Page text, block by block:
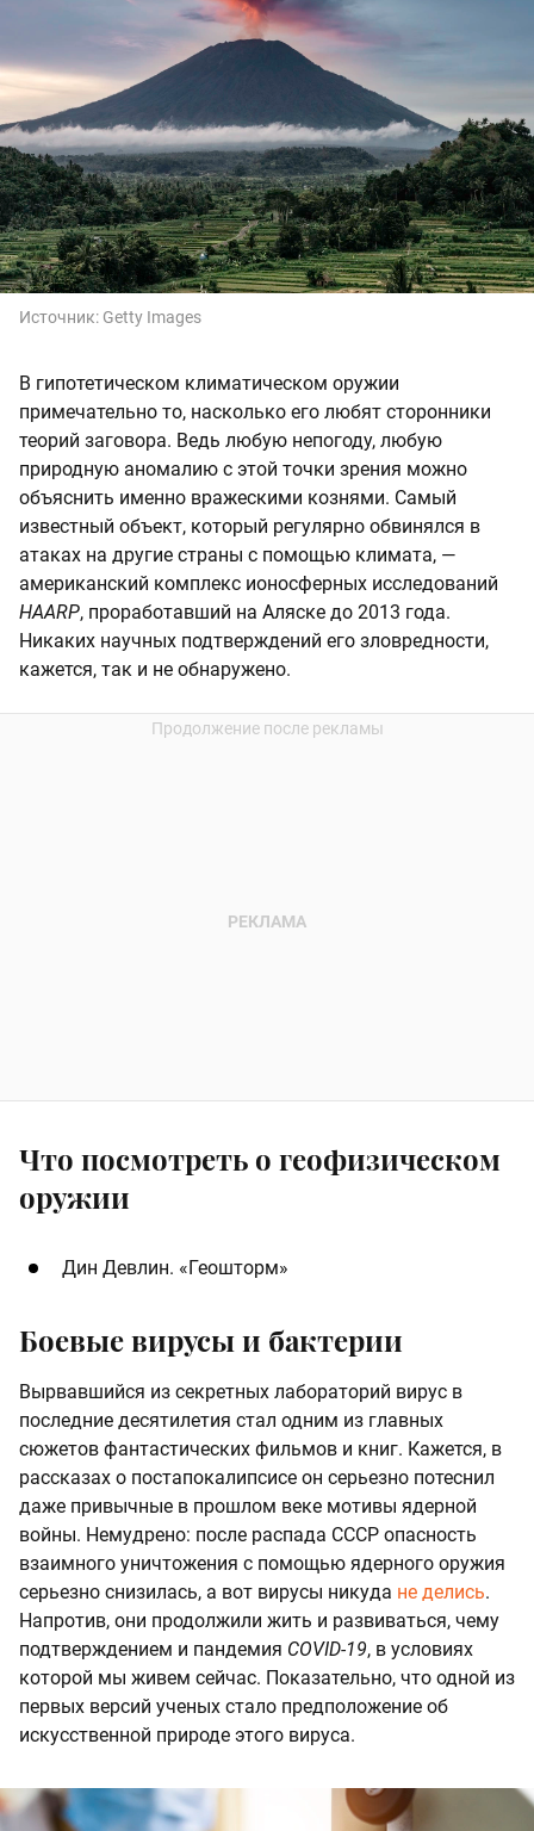
Источник: Getty Images
В гипотетическом климатическом оружии
примечательно то, насколько его любят сторонники
теорий заговора. Ведь любую непогоду, любую
природную аномалию с этой точки зрения можно
объяснить именно вражескими кознями. Самый
известный объект, который регулярно обвинялся в
атаках на другие страны с помощью климата, —
американский комплекс ионосферных исследований
HAARP, проработавший на Аляске до 2013 года.
Никаких научных подтверждений его зловредности,
кажется, так и не обнаружено.
Что посмотреть о геофизическом
оружии
Дин Девлин. «Геошторм»
Боевые вирусы и бактерии
Вырвавшийся из секретных лабораторий вирус в
последние десятилетия стал одним из главных
сюжетов фантастических фильмов и книг. Кажется, в
рассказах о постапокалипсисе он серьезно потеснил
даже привычные в прошлом веке мотивы ядерной
войны. Немудрено: после распада СССР опасность
взаимного уничтожения с помощью ядерного оружия
серьезно снизилась, а вот вирусы никуда не делись.
Напротив, они продолжили жить и развиваться, чему
подтверждением и пандемия COVID-19, в условиях
которой мы живем сейчас. Показательно, что одной из
первых версий ученых стало предположение об
искусственной природе этого вируса.